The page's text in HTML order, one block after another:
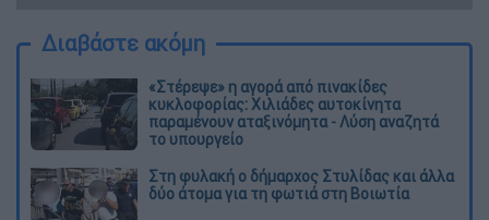
Διαβάστε ακόμη
«Στέρεψε» η αγορά από πινακίδες
κυκλοφορίας: Χιλιάδες αυτοκίνητα
παραμένουν αταξινόμητα - Λύση αναζητά
το υπουργείο
Στη φυλακή ο δήμαρχος Στυλίδας και άλλα
δύο άτομα για τη φωτιά στη Βοιωτία